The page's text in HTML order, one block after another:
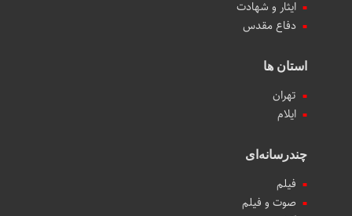
ایثار و شهادت
دفاع مقدس
استان ها
تهران
ایلام
چندرسانه‌ای
فیلم
صوت و فیلم